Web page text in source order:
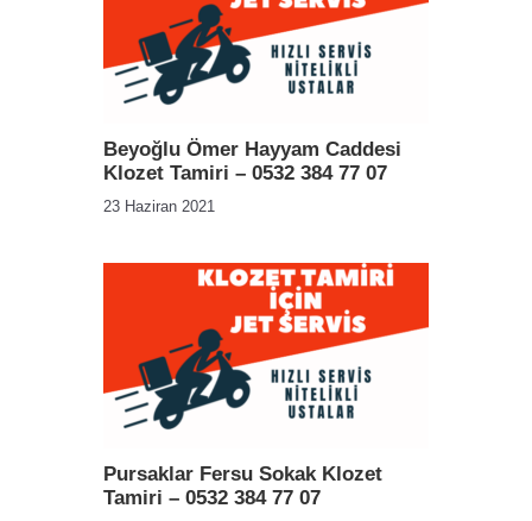
Beyoğlu Ömer Hayyam Caddesi
Klozet Tamiri – 0532 384 77 07
23 Haziran 2021
Pursaklar Fersu Sokak Klozet
Tamiri – 0532 384 77 07